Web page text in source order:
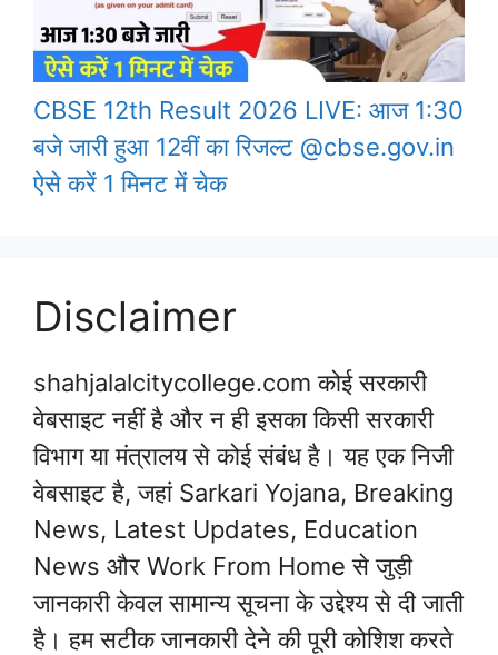
CBSE 12th Result 2026 LIVE: आज 1:30
बजे जारी हुआ 12वीं का रिजल्ट @cbse.gov.in
ऐसे करें 1 मिनट में चेक
Disclaimer
shahjalalcitycollege.com कोई सरकारी
वेबसाइट नहीं है और न ही इसका किसी सरकारी
विभाग या मंत्रालय से कोई संबंध है। यह एक निजी
वेबसाइट है, जहां Sarkari Yojana, Breaking
News, Latest Updates, Education
News और Work From Home से जुड़ी
जानकारी केवल सामान्य सूचना के उद्देश्य से दी जाती
है। हम सटीक जानकारी देने की पूरी कोशिश करते